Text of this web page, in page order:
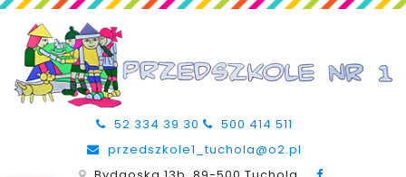
52 334 39 30
500 414 511
przedszkole1_tuchola@o2.pl